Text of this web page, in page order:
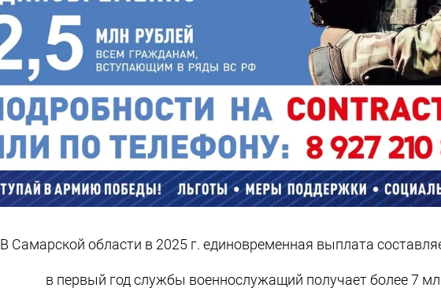
В Самарской области в 2025 г. единовременная выплата
в первый год службы военнослужащий получает более 7